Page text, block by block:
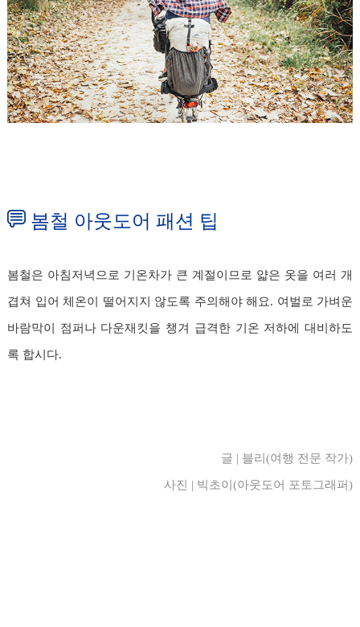
봄철 아웃도어 패션 팁
봄철은 아침저녁으로 기온차가 큰 계절이므로 얇은 옷을 여러 개
겹쳐 입어 체온이 떨어지지 않도록 주의해야 해요. 여벌로 가벼운
바람막이 점퍼나 다운재킷을 챙겨 급격한 기온 저하에 대비하도
록 합시다.
글 | 블리(여행 전문 작가)
사진 | 빅초이(아웃도어 포토그래퍼)